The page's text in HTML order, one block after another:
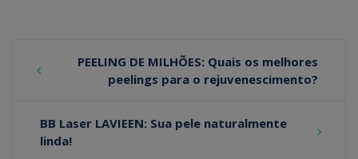
Post
navigation
PEELING DE MILHÕES: Quais os melhores
peelings para o rejuvenescimento?
BB Laser LAVIEEN: Sua pele naturalmente
linda!